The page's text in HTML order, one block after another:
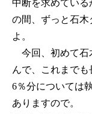
中断を求めている
の間、ずっと石
よ。
今回、初めて石
んで、これまで
6％分については
ありますので。